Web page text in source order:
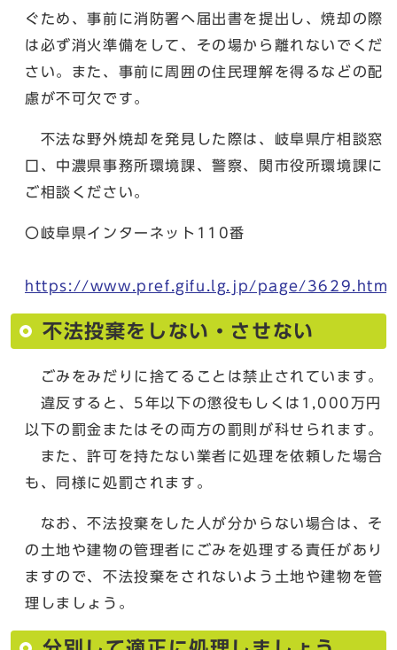
ぐため、事前に消防署へ届出書を提出し、焼却の際
は必ず消火準備をして、その場から離れないでくだ
さい。また、事前に周囲の住民理解を得るなどの配
慮が不可欠です。
不法な野外焼却を発見した際は、岐阜県庁相談窓
口、中濃県事務所環境課、警察、関市役所環境課に
ご相談ください。
〇岐阜県インターネット110番
https://www.pref.gifu.lg.jp/page/3629.html
不法投棄をしない・させない
ごみをみだりに捨てることは禁止されています。
違反すると、5年以下の懲役もしくは1,000万円
以下の罰金またはその両方の罰則が科せられます。
また、許可を持たない業者に処理を依頼した場合
も、同様に処罰されます。
なお、不法投棄をした人が分からない場合は、そ
の土地や建物の管理者にごみを処理する責任があり
ますので、不法投棄をされないよう土地や建物を管
理しましょう。